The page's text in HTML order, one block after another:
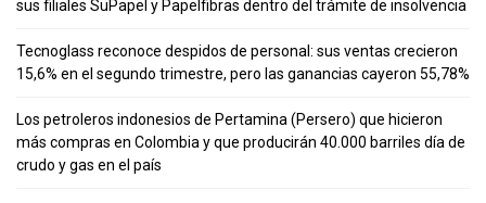
sus filiales SuPapel y Papelfibras dentro del trámite de insolvencia
Tecnoglass reconoce despidos de personal: sus ventas crecieron
15,6% en el segundo trimestre, pero las ganancias cayeron 55,78%
Los petroleros indonesios de Pertamina (Persero) que hicieron
más compras en Colombia y que producirán 40.000 barriles día de
crudo y gas en el país